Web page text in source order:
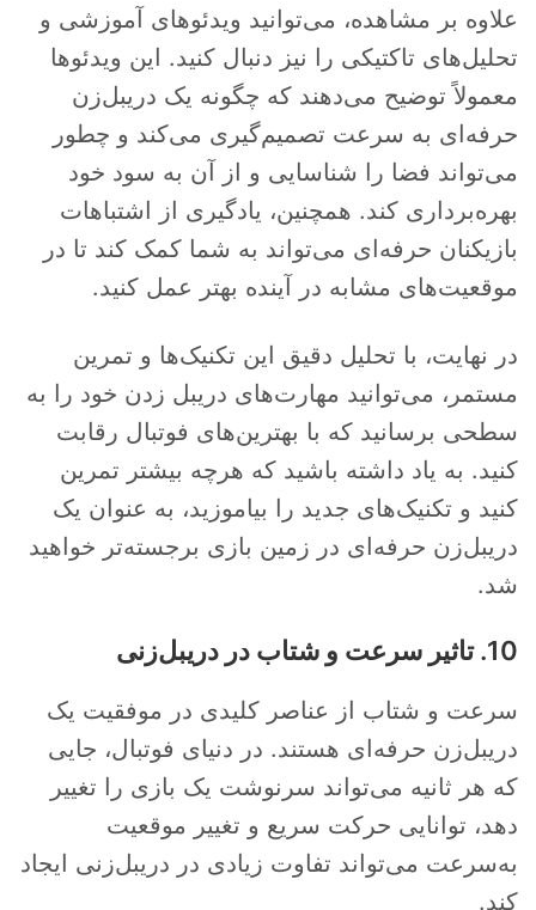
علاوه بر مشاهده، می‌توانید ویدئوهای آموزشی و
تحلیل‌های تاکتیکی را نیز دنبال کنید. این ویدئوها
معمولاً توضیح می‌دهند که چگونه یک دریبل‌زن
حرفه‌ای به سرعت تصمیم‌گیری می‌کند و چطور
می‌تواند فضا را شناسایی و از آن به سود خود
بهره‌برداری کند. همچنین، یادگیری از اشتباهات
بازیکنان حرفه‌ای می‌تواند به شما کمک کند تا در
موقعیت‌های مشابه در آینده بهتر عمل کنید.
در نهایت، با تحلیل دقیق این تکنیک‌ها و تمرین
مستمر، می‌توانید مهارت‌های دریبل زدن خود را به
سطحی برسانید که با بهترین‌های فوتبال رقابت
کنید. به یاد داشته باشید که هرچه بیشتر تمرین
کنید و تکنیک‌های جدید را بیاموزید، به عنوان یک
دریبل‌زن حرفه‌ای در زمین بازی برجسته‌تر خواهید
شد.
10. تاثیر سرعت و شتاب در دریبل‌زنی
سرعت و شتاب از عناصر کلیدی در موفقیت یک
دریبل‌زن حرفه‌ای هستند. در دنیای فوتبال، جایی
که هر ثانیه می‌تواند سرنوشت یک بازی را تغییر
دهد، توانایی حرکت سریع و تغییر موقعیت
به‌سرعت می‌تواند تفاوت زیادی در دریبل‌زنی ایجاد
کند.
برای ثبت نام در باشگاه و مدرسه فوتبال درفک البرز تماس بگیرید09193631098